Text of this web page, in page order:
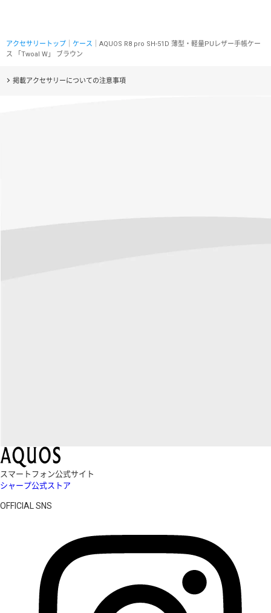
アクセサリートップ ケース ｜AQUOS R8 pro SH-51D 薄型・軽量PUレザー手帳ケー
ス 「Twoal W」 ブラウン
掲載アクセサリーについての注意事項
スマートフォン公式サイト
シャープ公式ストア
OFFICIAL SNS